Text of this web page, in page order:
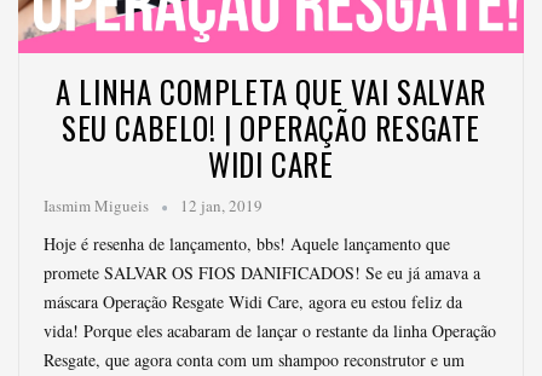
A LINHA COMPLETA QUE VAI SALVAR
SEU CABELO! | OPERAÇÃO RESGATE
WIDI CARE
Iasmim Migueis 12 jan, 2019
Hoje é resenha de lançamento, bbs! Aquele lançamento que
promete SALVAR OS FIOS DANIFICADOS! Se eu já amava a
máscara Operação Resgate Widi Care, agora eu estou feliz da
vida! Porque eles acabaram de lançar o restante da linha Operação
Resgate, que agora conta com um shampoo reconstrutor e um